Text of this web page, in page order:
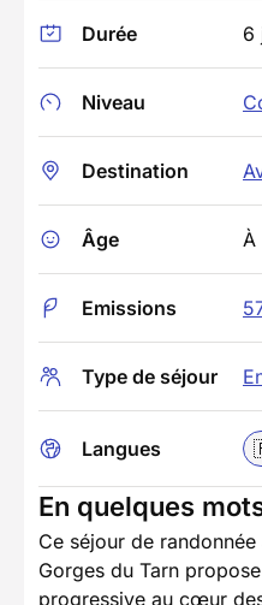
Durée 6
Niveau
Destination
Âge À
Emissions
Type de séjour
Langues
En quelques
Ce séjour de
Gorges du Tarn
progressive au cœur